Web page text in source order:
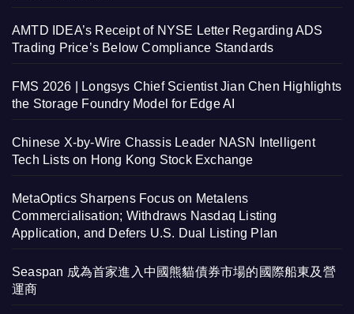
AMTD IDEA’s Receipt of NYSE Letter Regarding ADS
Trading Price’s Below Compliance Standards
FMS 2026 | Longsys Chief Scientist Jian Chen Highlights
the Storage Foundry Model for Edge AI
Chinese X-by-Wire Chassis Leader NASN Intelligent
Tech Lists on Hong Kong Stock Exchange
MetaOptics Sharpens Focus on Metalens
Commercialisation; Withdraws Nasdaq Listing
Application, and Defers U.S. Dual Listing Plan
Seaspan 成為首家進入中國熊貓債券市場的國際船東及營
運商